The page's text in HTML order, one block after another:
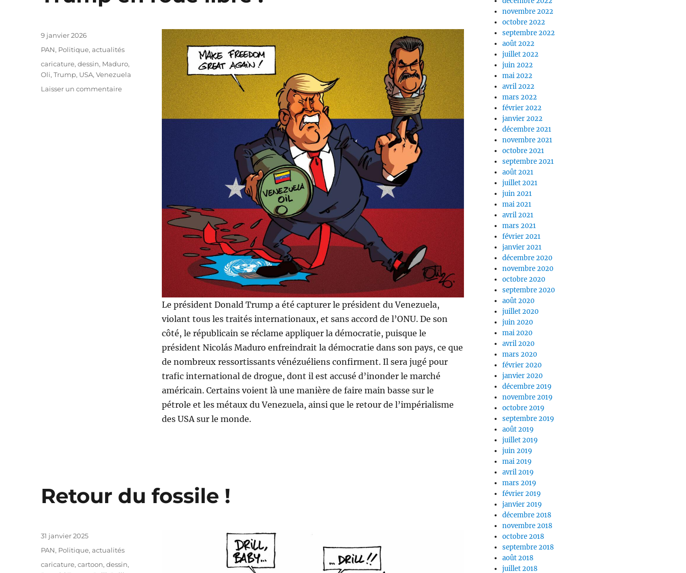
Le président Donald Trump a été capturer le président du Venezuela,
violant tous les traités internationaux, et sans accord de l’ONU. De son
côté, le républicain se réclame appliquer la démocratie, puisque le
président Nicolás Maduro enfreindrait la démocratie dans son pays, ce que
de nombreux ressortissants vénézuéliens confirment. Il sera jugé pour
trafic international de drogue, dont il est accusé d’inonder le marché
américain. Certains voient là une manière de faire main basse sur le
pétrole et les métaux du Venezuela, ainsi que le retour de l’impérialisme
des USA sur le monde.
Publié
9 janvier 2026
Catégories
PAN, Politique, actualités
Étiquettes
caricature,dessin, Maduro,
Oli,Trump, USA,Venezuela
Laisser un commentairesur
Retour du fossile !
Publié
le
31 janvier 2025
Catégories
PAN, Politique, actualités
Étiquettes
caricature,cartoon,dessin,
novembre 2022
octobre 2022
septembre 2022
août 2022
juillet 2022
juin 2022
mai 2022
avril 2022
mars 2022
février 2022
janvier 2022
décembre 2021
novembre 2021
octobre 2021
septembre 2021
août 2021
juillet 2021
juin 2021
mai 2021
avril 2021
mars 2021
février 2021
janvier 2021
décembre 2020
novembre 2020
octobre 2020
septembre 2020
août 2020
juillet 2020
juin 2020
mai 2020
avril 2020
mars 2020
février 2020
janvier 2020
décembre 2019
novembre 2019
octobre 2019
septembre 2019
août 2019
juillet 2019
juin 2019
mai 2019
avril 2019
mars 2019
février 2019
janvier 2019
décembre 2018
novembre 2018
octobre 2018
septembre 2018
août 2018
juillet 2018